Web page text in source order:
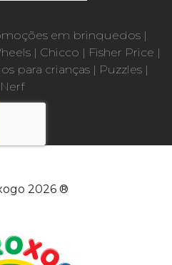
em brinquedos |
| Chicco | Fisher Price |
para crianças| Puzzles|
Nerf
2026 ®